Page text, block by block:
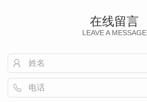
在线留言
LEAVE A MESSAGE